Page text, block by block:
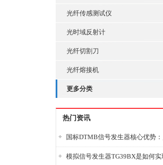
光纤传感测试仪
光时域反射计
光纤切割刀
光纤熔接机
更多分类
热门资讯